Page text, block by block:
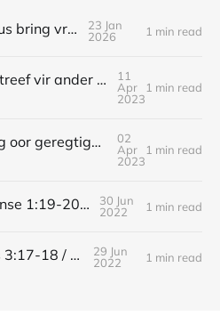
23 Januarie – Fokus bring vrede
23 Jan
2026
1 min read
11 April 2023 / Streef vir ander se vrede / Spreuke 12:20
11
Apr
2023
1 min read
2 April 2023 / Juig oor geregtigheid / Spreuke 21:15
02
Apr
2023
1 min read
30 Junie / Kolossense 1:19-20 / Vrede
30 Jun
2022
1 min read
29 Junie / Jakobus 3:17-18 / vrede
29 Jun
2022
1 min read